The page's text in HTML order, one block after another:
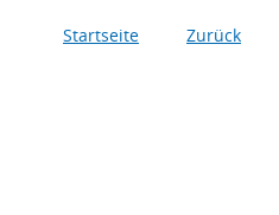
Startseite Zurück